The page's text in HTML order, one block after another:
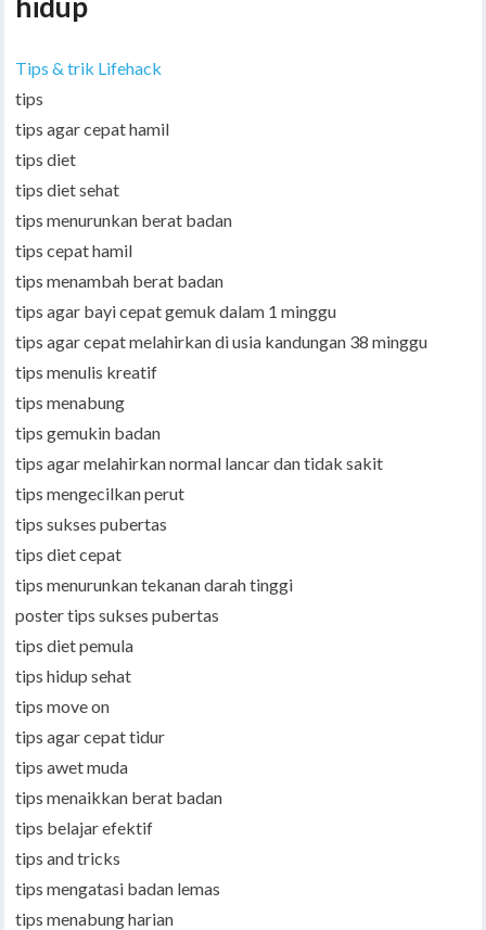
Tips & trik Lifehack
tips
tips agar cepat hamil
tips diet
tips diet sehat
tips menurunkan berat badan
tips cepat hamil
tips menambah berat badan
tips agar bayi cepat gemuk dalam 1 minggu
tips agar cepat melahirkan di usia kandungan 38 minggu
tips menulis kreatif
tips menabung
tips gemukin badan
tips agar melahirkan normal lancar dan tidak sakit
tips mengecilkan perut
tips sukses pubertas
tips diet cepat
tips menurunkan tekanan darah tinggi
poster tips sukses pubertas
tips diet pemula
tips hidup sehat
tips move on
tips agar cepat tidur
tips awet muda
tips menaikkan berat badan
tips belajar efektif
tips and tricks
tips mengatasi badan lemas
tips menabung harian